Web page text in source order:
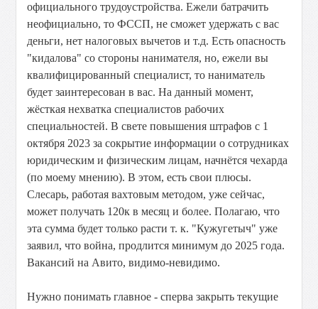
официального трудоустройства. Ежели батрачить
неофициально, то ФССП, не сможет удержать с вас
деньги, нет налоговых вычетов и т.д. Есть опасность
"кидалова" со стороны нанимателя, но, ежели вы
квалифицированный специалист, то наниматель
будет заинтересован в вас. На данный момент,
жёсткая нехватка специалистов рабочих
специальностей. В свете повышения штрафов с 1
октября 2023 за сокрытие информации о сотрудниках
юридическим и физическим лицам, начнётся чехарда
(по моему мнению). В этом, есть свои плюсы.
Слесарь, работая вахтовым методом, уже сейчас,
может получать 120к в месяц и более. Полагаю, что
эта сумма будет только расти т. к. "Кужугетыч" уже
заявил, что война, продлится минимум до 2025 года.
Вакансий на Авито, видимо-невидимо.
Нужно понимать главное - сперва закрыть текущие